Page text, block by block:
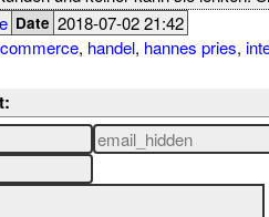
Date 2018-07-02 21:42
, handel, hannes pries,